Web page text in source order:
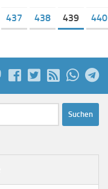
437 438 439
440